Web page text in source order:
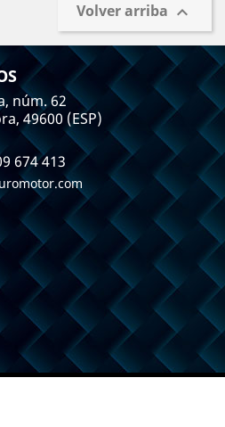
Volver arriba 
núm. 62
49600 (ESP)
674 413